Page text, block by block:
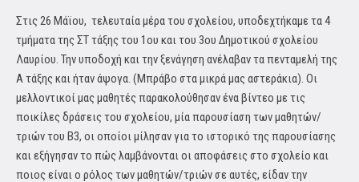
Στις 26 Μάϊου, τελευταία μέρα του σχολείου, υποδεχτήκαμε τα 4
τμήματα της ΣΤ τάξης του 1ου και του 3ου Δημοτικού σχολείου
Λαυρίου. Την υποδοχή και την ξενάγηση ανέλαβαν τα πενταμελή της
Α τάξης και ήταν άψογα. (Μπράβο στα μικρά μας αστεράκια). Οι
μελλοντικοί μας μαθητές παρακολούθησαν ένα βίντεο με τις
ποικίλες δράσεις του σχολείου, μία παρουσίαση των μαθητών/
τριών του Β3, οι οποίοι μίλησαν για το ιστορικό της παρουσίασης
και εξήγησαν το πώς λαμβάνονται οι αποφάσεις στο σχολείο και
ποιος είναι ο ρόλος των μαθητών/τριών σε αυτές, είδαν την